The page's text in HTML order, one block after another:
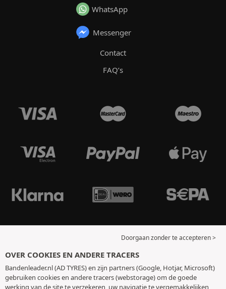
WhatsApp
Messenger
Contact
FAQ’s
Doorgaan zonder te accepteren >
OVER COOKIES EN ANDERE TRACERS
Bandenleader.nl (AD TYRES) en zijn partners (Google, Hotjar, Microsoft)
gebruiken cookies en andere tracers (webstorage) om de goede
werking van de site te verzekeren, uw navigatie te vergemakkelijken,